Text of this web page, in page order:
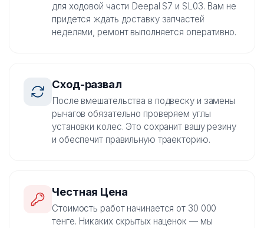
для ходовой части Deepal S7 и SL03. Вам не
придется ждать доставку запчастей
неделями, ремонт выполняется оперативно.
Сход-развал
После вмешательства в подвеску и замены
рычагов обязательно проверяем углы
установки колес. Это сохранит вашу резину
и обеспечит правильную траекторию.
Честная Цена
Стоимость работ начинается от 30 000
тенге. Никаких скрытых наценок — мы